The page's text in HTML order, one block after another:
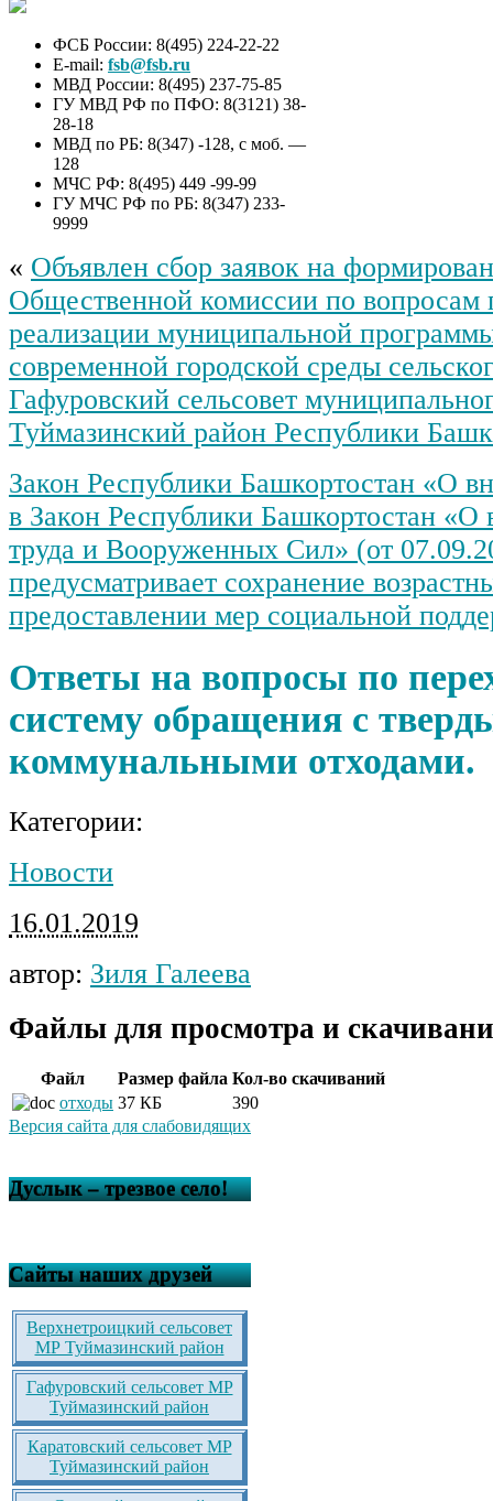
ФСБ России: 8(495) 224-22-22
E-mail: fsb@fsb.ru
МВД России: 8(495) 237-75-85
ГУ МВД РФ по ПФО: 8(3121) 38-
28-18
МВД по РБ: 8(347) -128, с моб. —
128
МЧС РФ: 8(495) 449 -99-99
ГУ МЧС РФ по РБ: 8(347) 233-
9999
« Объявлен сбор заявок на
Общественной комиссии по вопросам
реализации муниципальной
современной городской среды
Гафуровский сельсовет
Туймазинский район Республики
Закон Республики Башкортостан «О
в Закон Республики Башкортостан «О
труда и Вооруженных Сил» (от
предусматривает сохранение
предоставлении мер социальной
Ответы на вопросы по
систему обращения с
коммунальными отходами.
Категории:
Новости
16.01.2019
автор: Зиля Галеева
Файлы для просмотра и
Файл Размер файла Кол-во скачиваний
отходы 37 КБ
390
Версия сайта для слабовидящих
Дуслык – трезвое село!
Сайты наших друзей
Верхнетроицкий сельсовет
МР Туймазинский район
Гафуровский сельсовет МР
Туймазинский район
Каратовский сельсовет МР
Туймазинский район